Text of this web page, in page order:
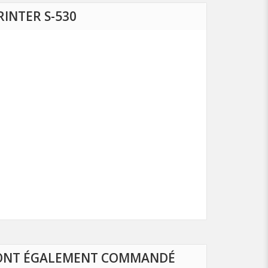
S-530
ÉGALEMENT COMMANDÉ